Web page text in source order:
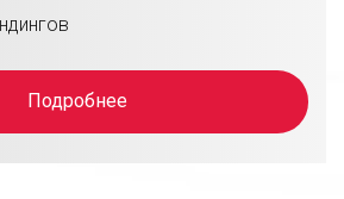
Подробнее